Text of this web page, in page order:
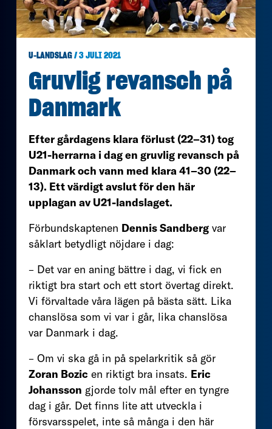
U-LANDSLAG / 3 JULI 2021
Gruvlig revansch på
Danmark
Efter gårdagens klara förlust (22–31) tog
U21-herrarna i dag en gruvlig revansch på
Danmark och vann med klara 41–30 (22–
13). Ett värdigt avslut för den här
upplagan av U21-landslaget.
Förbundskaptenen Dennis Sandberg var
såklart betydligt nöjdare i dag:
– Det var en aning bättre i dag, vi fick en
riktigt bra start och ett stort övertag direkt.
Vi förvaltade våra lägen på bästa sätt. Lika
chanslösa som vi var i går, lika chanslösa
var Danmark i dag.
– Om vi ska gå in på spelarkritik så gör
Zoran Bozic en riktigt bra insats. Eric
Johansson gjorde tolv mål efter en tyngre
dag i går. Det finns lite att utveckla i
försvarsspelet, inte så många i den här